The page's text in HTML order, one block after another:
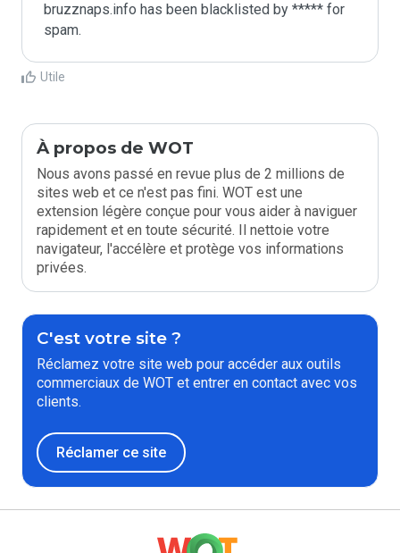
bruzznaps.info has been blacklisted by ***** for
spam.
Utile
À propos de WOT
Nous avons passé en revue plus de 2 millions de
sites web et ce n'est pas fini. WOT est une
extension légère conçue pour vous aider à naviguer
rapidement et en toute sécurité. Il nettoie votre
navigateur, l'accélère et protège vos informations
privées.
C'est votre site ?
Réclamez votre site web pour accéder aux outils
commerciaux de WOT et entrer en contact avec vos
clients.
Réclamer ce site